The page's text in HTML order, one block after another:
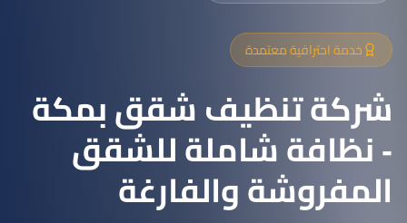
خدمة احترافية معتمدة
شركة تنظيف شقق بمكة
- نظافة شاملة للشقق
المفروشة والفارغة